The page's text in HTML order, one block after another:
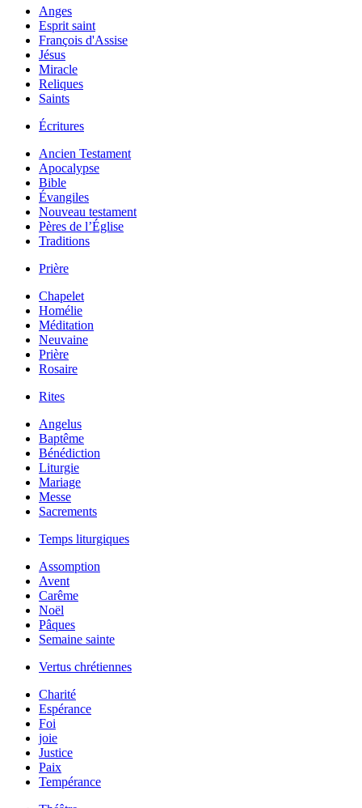
Anges
Esprit saint
François d'Assise
Jésus
Miracle
Reliques
Saints
Écritures
Ancien Testament
Apocalypse
Bible
Évangiles
Nouveau testament
Pères de l’Église
Traditions
Prière
Chapelet
Homélie
Méditation
Neuvaine
Prière
Rosaire
Rites
Angelus
Baptême
Bénédiction
Liturgie
Mariage
Messe
Sacrements
Temps liturgiques
Assomption
Avent
Carême
Noël
Pâques
Semaine sainte
Vertus chrétiennes
Charité
Espérance
Foi
joie
Justice
Paix
Tempérance